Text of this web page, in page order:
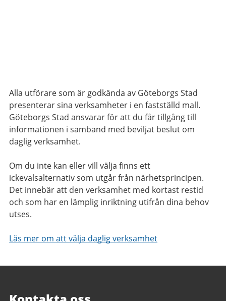
Alla utförare som är godkända av Göteborgs Stad
presenterar sina verksamheter i en fastställd mall.
Göteborgs Stad ansvarar för att du får tillgång till
informationen i samband med beviljat beslut om
daglig verksamhet.
Om du inte kan eller vill välja finns ett
ickevalsalternativ som utgår från närhetsprincipen.
Det innebär att den verksamhet med kortast restid
och som har en lämplig inriktning utifrån dina behov
utses.
Läs mer om att välja daglig verksamhet